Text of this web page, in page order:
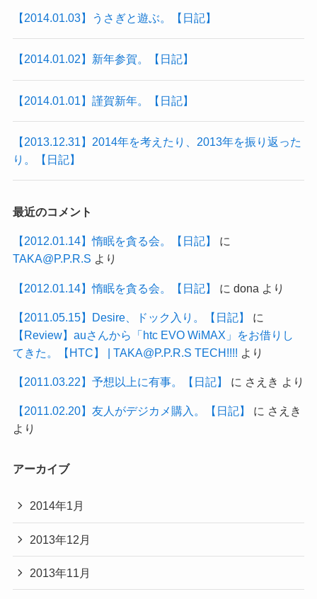
【2014.01.03】うさぎと遊ぶ。【日記】
【2014.01.02】新年参賀。【日記】
【2014.01.01】謹賀新年。【日記】
【2013.12.31】2014年を考えたり、2013年を振り返った
り。【日記】
最近のコメント
【2012.01.14】惰眠を貪る会。【日記】
に
TAKA@P.P.R.S より
【2012.01.14】惰眠を貪る会。【日記】 に dona より
【2011.05.15】Desire、ドック入り。【日記】
に
【Review】auさんから「htc EVO WiMAX」をお借りし
てきた。【HTC】 | TAKA@P.P.R.S TECH!!!! より
【2011.03.22】予想以上に有事。【日記】 に さえき より
【2011.02.20】友人がデジカメ購入。【日記】 に さえき
より
アーカイブ
2014年1月
2013年12月
2013年11月